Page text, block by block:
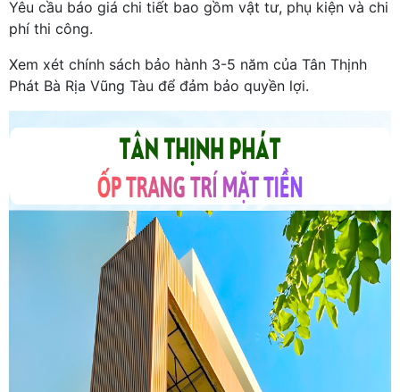
Yêu cầu báo giá chi tiết bao gồm vật tư, phụ kiện và chi
phí thi công.
Xem xét chính sách bảo hành 3-5 năm của Tân Thịnh
Phát Bà Rịa Vũng Tàu để đảm bảo quyền lợi.